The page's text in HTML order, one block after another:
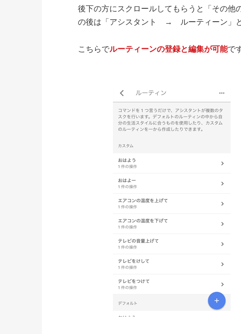
後下の方にスクロールしてもらうと「その他
の後は「アシスタント → ルーティーン」と
こちらでルーティーンの登録と編集が可能で